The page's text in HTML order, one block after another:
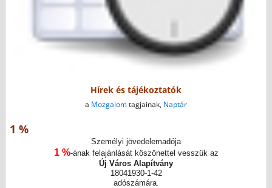
Hírek és tájékoztatók
a Mozgalomtagjainak, Naptár
1 %
Személyi jövedelemadója
1 %-ának felajánlását köszönettel vesszük az
Új Város Alapítvány
18041930-1-42
adószámára.